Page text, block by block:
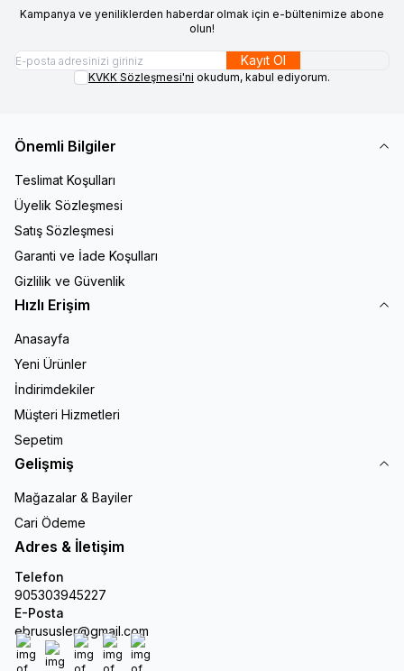
Kampanya ve yeniliklerden haberdar olmak için e-bültenimize abone
olun!
Kayıt Ol
KVKK Sözleşmesi'ni okudum, kabul ediyorum.
Önemli Bilgiler
Teslimat Koşulları
Üyelik Sözleşmesi
Satış Sözleşmesi
Garanti ve İade Koşulları
Gizlilik ve Güvenlik
Hızlı Erişim
Anasayfa
Yeni Ürünler
İndirimdekiler
Müşteri Hizmetleri
Sepetim
Gelişmiş
Mağazalar & Bayiler
Cari Ödeme
Adres & İletişim
Telefon
905303945227
E-Posta
ebrususler@gmail.com